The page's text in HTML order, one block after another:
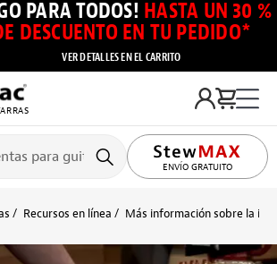
PARA TODOS! HASTA UN 30 %
DESCUENTO EN TU PEDIDO*
VER DETALLES EN EL CARRITO
ENVÍO GRATUITO
Recursos en línea Más información sobre la